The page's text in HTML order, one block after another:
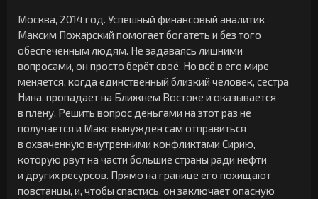
Москва, 2014 год. Успешный финансовый аналитик
Максим Пожарский помогает богатеть и без того
обеспеченным людям. Не задаваясь лишними
вопросами, он просто берёт своё. Но всё в его мире
меняется, когда единственный близкий человек, сестра
Нина, пропадает на Ближнем Востоке и оказывается
в плену. Решить вопрос деньгами на этот раз не
получается и Макс вынужден сам отправиться
в охваченную внутренними конфликтами Сирию,
которую рвут на части большие страны ради нефти
и других ресурсов. Прямо на границе его похищают
повстанцы, и, чтобы спастись, он заключает опасную